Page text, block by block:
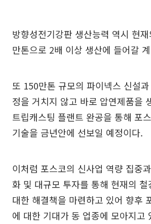
방향성전기강판 생산능력 역시 현
만톤으로 2배 이상 생산에 들어갈
또 150만톤 규모의 파이넥스 신설
정을 거치지 않고 바로 압연제품을
트립캐스팅 플랜트 완공을 통해 포
기술을 금년안에 선보일 예정이다.
이처럼 포스코의 신사업 역량 집중
화 및 대규모 투자를 통해 현재의 철
대한 해결책을 마련하고 있어 향후
에 대한 기대가 동 업종에 모아지고